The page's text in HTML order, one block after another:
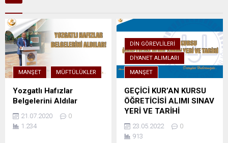
MANŞET MÜFTÜLÜKLER
Yozgatlı Hafızlar
Belgelerini Aldılar
21.07.2020
0
1.234
DIN GÖREVLILERI
DIYANET ALIMLARI
MANŞET
GEÇİCİ KUR’AN KURSU
ÖĞRETİCİSİ ALIMI SINAV
YERİ VE TARİHİ
23.05.2022
0
913